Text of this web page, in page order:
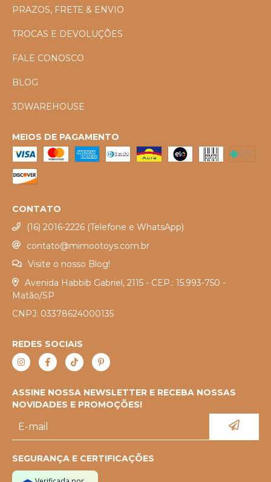
PRAZOS, FRETE & ENVIO
TROCAS E DEVOLUÇÕES
FALE CONOSCO
BLOG
3DWAREHOUSE
MEIOS DE PAGAMENTO
CONTATO
(16) 2016-2226 (Telefone e WhatsApp)
contato@mimootoys.com.br
Visite o nosso Blog!
Avenida Habbib Gabriel, 2115 - CEP.: 15.993-750 -
Matão/SP
CNPJ: 03378624000135
REDES SOCIAIS
ASSINE NOSSA NEWSLETTER E RECEBA NOSSAS
NOVIDADES E PROMOÇÕES!
SEGURANÇA E CERTIFICAÇÕES